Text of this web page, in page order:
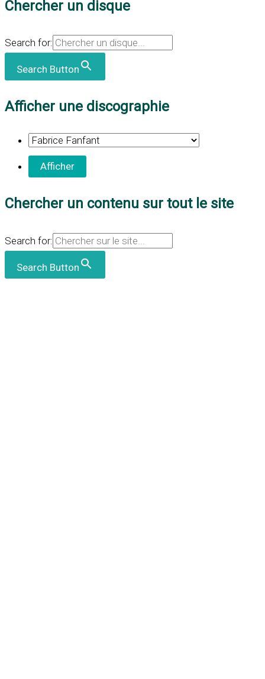
Chercher un disque
Search for:
Search Button
Afficher une discographie
Chercher un contenu sur tout le site
Search for:
Search Button